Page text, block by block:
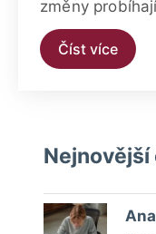
změny
Číst více
Nejnovější